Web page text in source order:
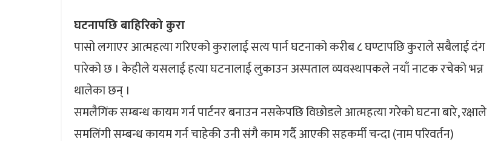
घटनापछि बाहिरिको कुरा
पासो लगाएर आत्महत्या गरिएको कुरालाई सत्य पार्न घटनाको करीब ८ घण्टापछि कुराले सबैलाई दंग
पारेको छ । केहीले यसलाई हत्या घटनालाई लुकाउन अस्पताल व्यवस्थापकले नयाँ नाटक रचेको भन्न
थालेका छन् ।
समलैगिंक सम्बन्ध कायम गर्न पार्टनर बनाउन नसकेपछि विछोडले आत्महत्या गरेको घटना बारे, रक्षाले
समलिंगी सम्बन्ध कायम गर्न चाहेकी उनी संगै काम गर्दै आएकी सहकर्मी चन्दा (नाम परिवर्तन)